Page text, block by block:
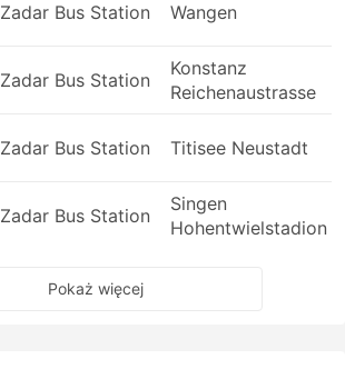
Zadar Bus Station Wangen
Zadar Bus Station
Konstanz
Reichenaustrasse
Zadar Bus Station Titisee Neustadt
Zadar Bus Station
Singen
Hohentwielstadion
Pokaż więcej